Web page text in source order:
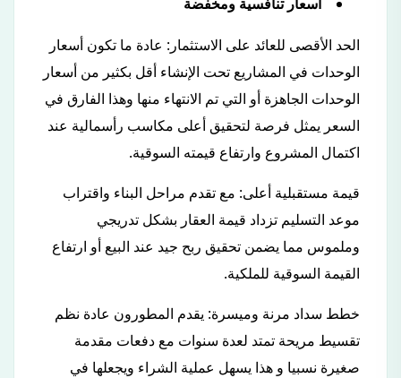
الحد الأقصى للعائد على الاستثمار: عادة ما تكون أسعار
الوحدات في المشاريع تحت الإنشاء أقل بكثير من أسعار
الوحدات الجاهزة أو التي تم الانتهاء منها وهذا الفارق في
السعر يمثل فرصة لتحقيق أعلى مكاسب رأسمالية عند
اكتمال المشروع وارتفاع قيمته السوقية.
قيمة مستقبلية أعلى: مع تقدم مراحل البناء واقتراب
موعد التسليم تزداد قيمة العقار بشكل تدريجي
وملموس مما يضمن تحقيق ربح جيد عند البيع أو ارتفاع
القيمة السوقية للملكية.
خطط سداد مرنة وميسرة: يقدم المطورون عادة نظم
تقسيط مريحة تمتد لعدة سنوات مع دفعات مقدمة
صغيرة نسبيا و هذا يسهل عملية الشراء ويجعلها في